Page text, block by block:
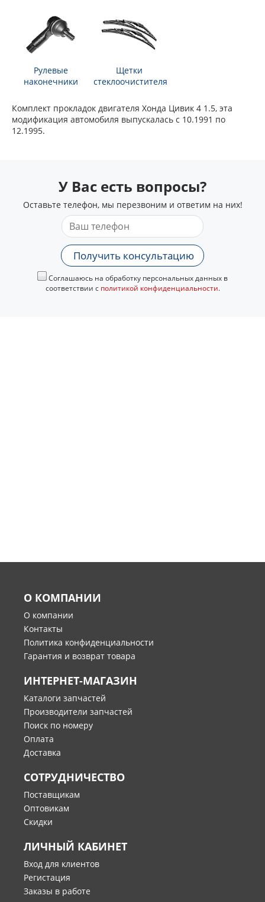
Рулевые
наконечники
Щетки
стеклоочистителя
Комплект прокладок двигателя Хонда Цивик 4 1.5, эта
модификация автомобиля выпускалась с 10.1991 по
12.1995.
У Вас есть вопросы?
Оставьте телефон, мы перезвоним и ответим на них!
Получить консультацию
Соглашаюсь на обработку персональных данных в
соответствии с политикой конфиденциальности.
О КОМПАНИИ
О компании
Контакты
Политика конфиденциальности
Гарантия и возврат товара
ИНТЕРНЕТ-МАГАЗИН
Каталоги запчастей
Производители запчастей
Поиск по номеру
Оплата
Доставка
СОТРУДНИЧЕСТВО
Поставщикам
Оптовикам
Скидки
ЛИЧНЫЙ КАБИНЕТ
Вход для клиентов
Регистация
Заказы в работе